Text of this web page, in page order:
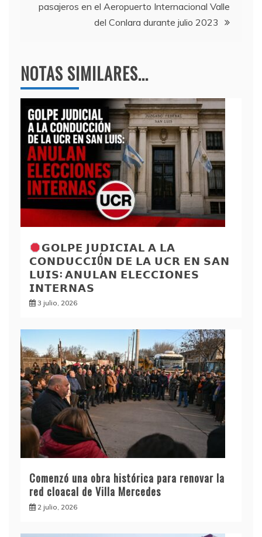
pasajeros en el Aeropuerto Internacional Valle
del Conlara durante julio 2023
NOTAS SIMILARES...
𝗚𝗢𝗟𝗣𝗘 𝗝𝗨𝗗𝗜𝗖𝗜𝗔𝗟 𝗔 𝗟𝗔
𝗖𝗢𝗡𝗗𝗨𝗖𝗖𝗜Ó𝗡 𝗗𝗘 𝗟𝗔 𝗨𝗖𝗥 𝗘𝗡 𝗦𝗔𝗡
𝗟𝗨𝗜𝗦: 𝗔𝗡𝗨𝗟𝗔𝗡 𝗘𝗟𝗘𝗖𝗖𝗜𝗢𝗡𝗘𝗦
𝗜𝗡𝗧𝗘𝗥𝗡𝗔𝗦
3 julio, 2026
Comenzó una obra histórica para renovar la
red cloacal de Villa Mercedes
2 julio, 2026